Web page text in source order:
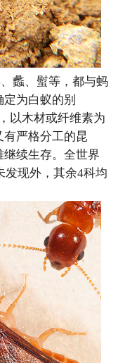
蠡、螱等，都与蚂
为白蚁的别
以木材或纤维素为
严格分工的昆
续生存。全世界
发现外，其余4科均